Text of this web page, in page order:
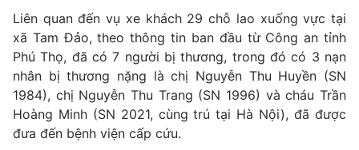
Chất lượng cuộc sống
Tuyển sinh
Học trực tuyến
Công nghệ
Hitech Công nghệ tương lai
Sản phẩm
Thị trường
Giao lưu trực tuyến
Lịch phát sóng
Liên quan đến vụ xe khách 29 chỗ lao xuống vực tại
xã Tam Đảo, theo thông tin ban đầu từ Công an tỉnh
Phú Thọ, đã có 7 người bị thương, trong đó có 3 nạn
nhân bị thương nặng là chị Nguyễn Thu Huyền (SN
1984), chị Nguyễn Thu Trang (SN 1996) và cháu Trần
Hoàng Minh (SN 2021, cùng trú tại Hà Nội), đã được
đưa đến bệnh viện cấp cứu.